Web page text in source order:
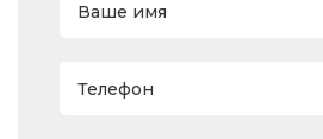
Ваше имя
Телефон